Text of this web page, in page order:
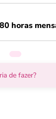
horas